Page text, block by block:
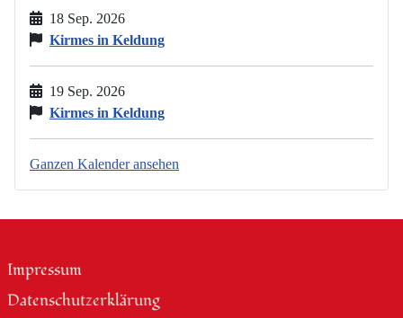
18 Sep. 2026
Kirmes in Keldung
19 Sep. 2026
Kirmes in Keldung
Ganzen Kalender ansehen
Impressum
Datenschutzerklärung